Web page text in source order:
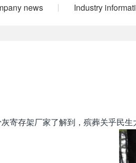
news Industry
寄存架厂家了解到，殡葬关乎民